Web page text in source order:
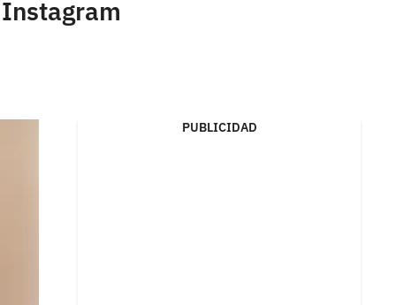
PUBLICIDAD